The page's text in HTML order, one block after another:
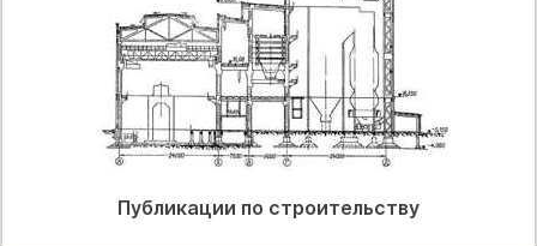
Публикации по строительству